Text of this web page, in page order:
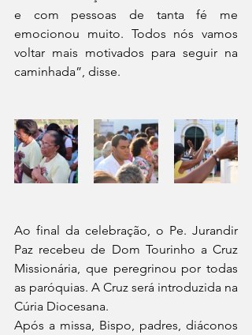
e com pessoas de tanta fé me
emocionou muito. Todos nós vamos
voltar mais motivados para seguir na
caminhada”, disse.
Ao final da celebração, o Pe. Jurandir
Paz recebeu de Dom Tourinho a Cruz
Missionária, que peregrinou por todas
as paróquias. A Cruz será introduzida na
Cúria Diocesana.
Após a missa, Bispo, padres, diáconos